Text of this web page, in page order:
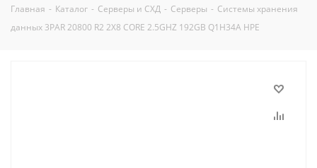
Главная - Каталог - Серверы и СХД - Серверы - Системы хранения
данных 3PAR 20800 R2 2X8 CORE 2.5GHZ 192GB Q1H34A HPE